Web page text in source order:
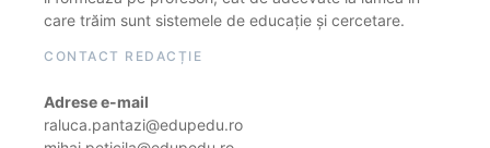
care trăim sunt sistemele de educație și cercetare.
CONTACT REDACȚIE
Adrese e-mail
raluca.pantazi@edupedu.ro